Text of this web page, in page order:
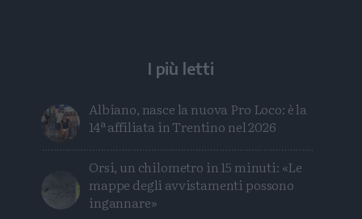
I più letti
Albiano, nasce la nuova Pro Loco: è la
14ª affiliata in Trentino nel 2026
Orsi, un chilometro in 15 minuti: «Le
mappe degli avvistamenti possono
ingannare»